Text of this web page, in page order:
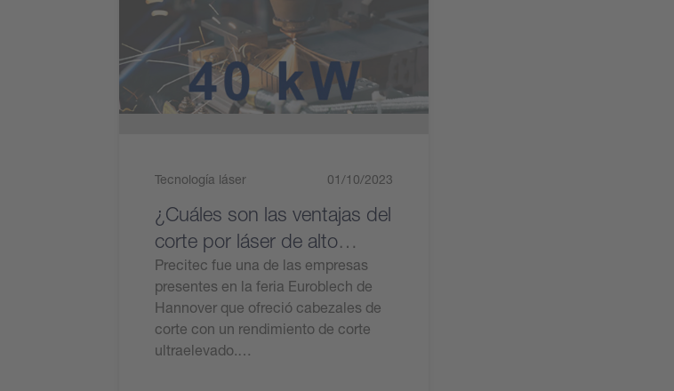
Tecnología láser 01/10/2023
¿Cuáles son las ventajas del
corte por láser de alto
rendimiento?
Precitec fue una de las empresas
presentes en la feria Euroblech de
Hannover que ofreció cabezales de
corte con un rendimiento de corte
ultraelevado.…